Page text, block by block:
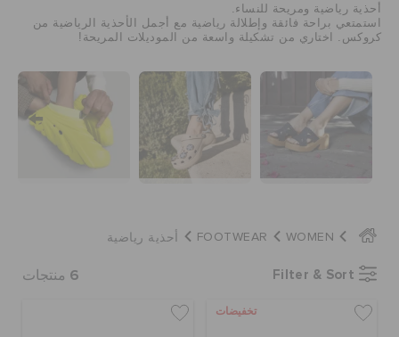
للرجال
أطفال
جيبيتز تشارمز
تنزيلات
أحذية رياضية ومريحة للنساء.
استمتعي براحة فائقة وإطلالة رياضية مع أجمل الأحذية الرياضية من
كروكس. اختاري من تشكيلة واسعة من الموديلات المريحة!
WOMEN
FOOTWEAR أحذية رياضية
Filter & Sort
6 منتجات
تخفيضات